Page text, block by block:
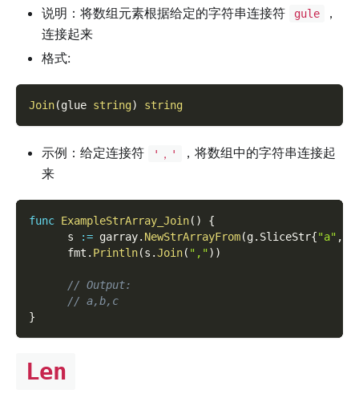
说明：将数组元素根据给定的字符串连接符 gule
，
连接起来
格式:
Join(glue string) string
示例：给定连接符 '，'
，将数组中的字符串连接起
来
func ExampleStrArray_Join( )
{
      s
:= garray. NewStrArrayFrom(g. SliceStr{"a" ,
      fmt
. Println(s .Join( ",") )
// Output:
// a,b,c
}
Len